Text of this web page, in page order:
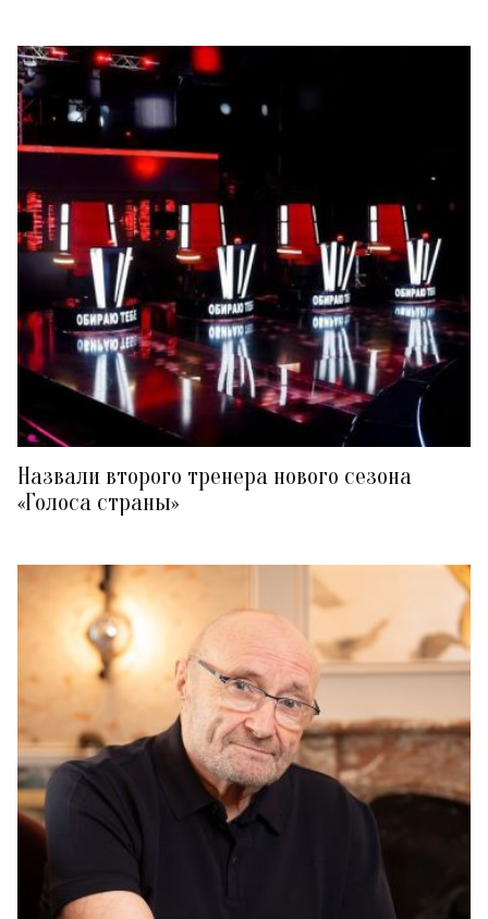
Назвали второго тренера нового сезона
«Голоса страны»